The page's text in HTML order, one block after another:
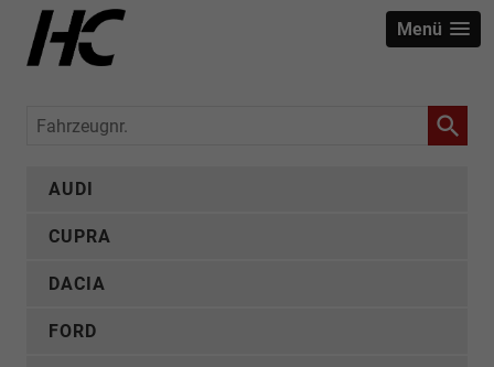
Menü
Fahrzeugnr.
AUDI
CUPRA
DACIA
FORD